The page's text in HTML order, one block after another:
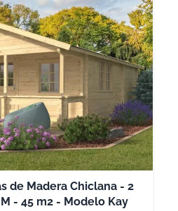
de Madera Chiclana - 2
- 45 m2 - Modelo Kay